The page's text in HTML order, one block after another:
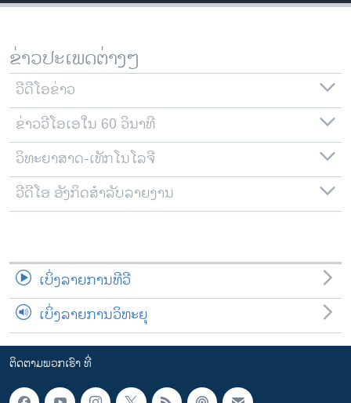
ລາຍການກະຈາຍສຽງ
ລາຍງານ
ຕິດຕາມພວກເຮົາ ທີ່
ພາສາຕ່າງໆ
ຂ່າວປະເພດຕ່າງໆ
ວີດີໂອຂ່າວ
ຂ່າວວີໂອເອໃນ 60 ວິນາທີ
ວິທະຍາສາດ-ເທັກໂນໂລຈີ
ວີດີໂອ ອັງກິດສຳລັບລາຍງານ
ເບິ່ງລາຍການທີວີ
ເບິ່ງລາຍການວິທະຍຸ
ຕິດຕາມພວກເຮົາ ທີ່